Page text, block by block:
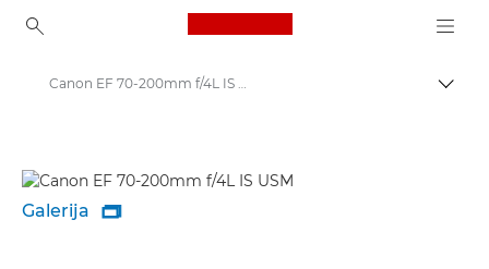
Canon Logo, back to
Canon EF 70-200mm f/4L IS USM - Objektivi – objektivi za kamere in fotoaparate
Galerija 